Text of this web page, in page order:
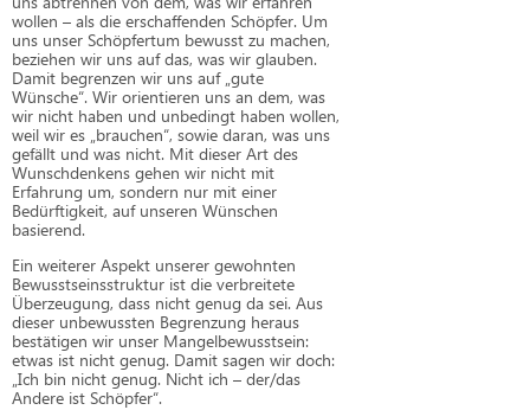
wollen – als die erschaffenden Schöpfer. Um
uns unser Schöpfertum bewusst zu machen,
beziehen wir uns auf das, was wir glauben.
Damit begrenzen wir uns auf „gute
Wünsche“. Wir orientieren uns an dem, was
wir nicht haben und unbedingt haben wollen,
weil wir es „brauchen“, sowie daran, was uns
gefällt und was nicht. Mit dieser Art des
Wunschdenkens gehen wir nicht mit
Erfahrung um, sondern nur mit einer
Bedürftigkeit, auf unseren Wünschen
basierend.
Ein weiterer Aspekt unserer gewohnten
Bewusstseinsstruktur ist die verbreitete
Überzeugung, dass nicht genug da sei. Aus
dieser unbewussten Begrenzung heraus
bestätigen wir unser Mangelbewusstsein:
etwas ist nicht genug. Damit sagen wir doch:
„Ich bin nicht genug. Nicht ich – der/das
Andere ist Schöpfer“.